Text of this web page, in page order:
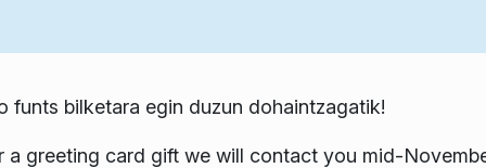
funts bilketara egin duzun dohaintzagatik!
a greeting card gift we will contact you mid-